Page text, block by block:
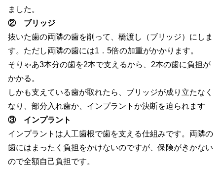
ました。
② ブリッジ
抜いた歯の両隣の歯を削って、橋渡し（ブリッジ）にしま
す。ただし両隣の歯には1．5倍の加重がかかります。
そりゃあ3本分の歯を2本で支えるから、2本の歯に負担が
かかる。
しかも支えている歯が取れたら、ブリッジが成り立たなく
なり、部分入れ歯か、インプラントか決断を迫られます
③ インプラント
インプラントは人工歯根で歯を支える仕組みです。両隣の
歯にはまったく負担をかけないのですが、保険がきかない
ので全額自己負担です。